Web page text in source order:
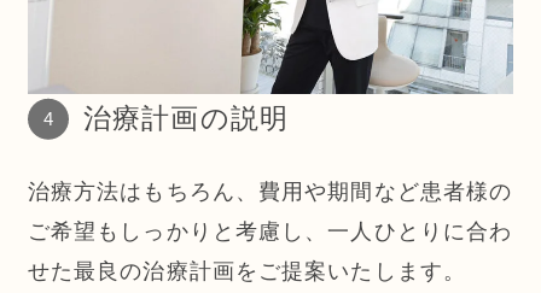
治療計画の説明
治療方法はもちろん、費用や期間など患者様の
ご希望もしっかりと考慮し、一人ひとりに合わ
せた最良の治療計画をご提案いたします。